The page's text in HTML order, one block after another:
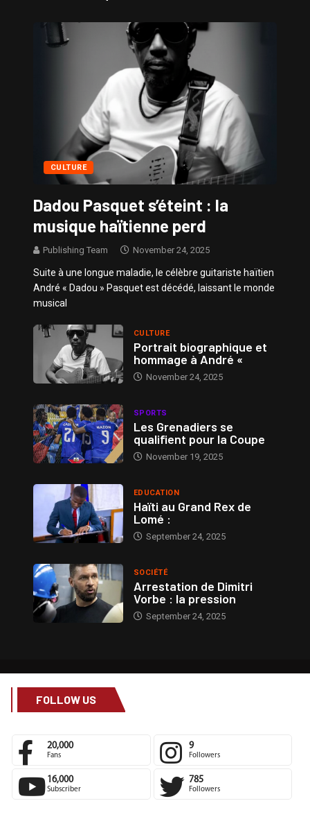
Sissy – Confidences de Stars
CULTURE
Dadou Pasquet s’éteint : la
musique haïtienne perd
Publishing Team November 24, 2025
Suite à une longue maladie, le célèbre guitariste haïtien
André « Dadou » Pasquet est décédé, laissant le monde
musical
CULTURE
Portrait biographique et
hommage à André «
November 24, 2025
SPORTS
Les Grenadiers se
qualifient pour la Coupe
November 19, 2025
EDUCATION
Haïti au Grand Rex de
Lomé :
September 24, 2025
SOCIÉTÉ
Arrestation de Dimitri
Vorbe : la pression
September 24, 2025
FOLLOW US
20,000
Fans
9
Followers
16,000
Subscriber
785
Followers